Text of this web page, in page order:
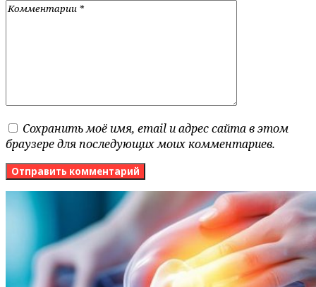
Сохранить моё имя, email и адрес сайта в этом
браузере для последующих моих комментариев.